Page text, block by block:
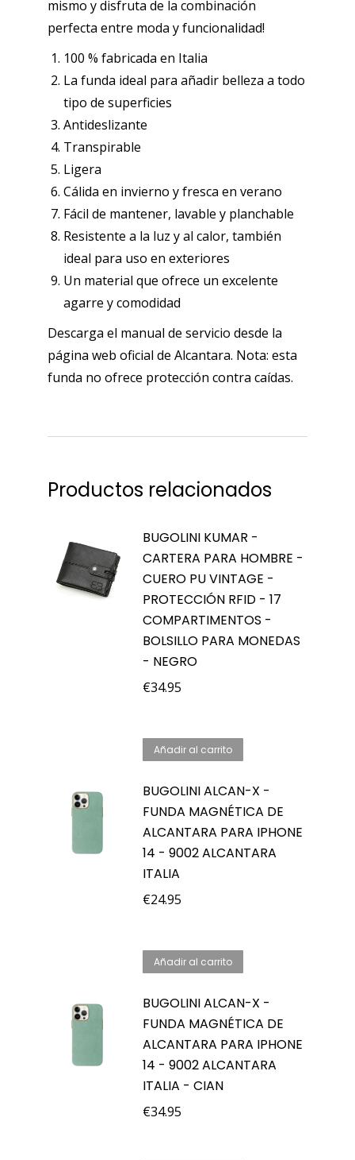
mismo y disfruta de la combinación
perfecta entre moda y funcionalidad!
100 % fabricada en Italia
La funda ideal para añadir belleza a todo
tipo de superficies
Antideslizante
Transpirable
Ligera
Cálida en invierno y fresca en verano
Fácil de mantener, lavable y planchable
Resistente a la luz y al calor, también
ideal para uso en exteriores
Un material que ofrece un excelente
agarre y comodidad
Descarga el manual de servicio desde la
página web oficial de Alcantara. Nota: esta
funda no ofrece protección contra caídas.
Productos relacionados
BUGOLINI KUMAR -
CARTERA PARA HOMBRE -
CUERO PU VINTAGE -
PROTECCIÓN RFID - 17
COMPARTIMENTOS -
BOLSILLO PARA MONEDAS
- NEGRO
€34.95
Añadir al carrito
BUGOLINI ALCAN-X -
FUNDA MAGNÉTICA DE
ALCANTARA PARA IPHONE
14 - 9002 ALCANTARA
ITALIA
€24.95
Añadir al carrito
BUGOLINI ALCAN-X -
FUNDA MAGNÉTICA DE
ALCANTARA PARA IPHONE
14 - 9002 ALCANTARA
ITALIA - CIAN
€34.95